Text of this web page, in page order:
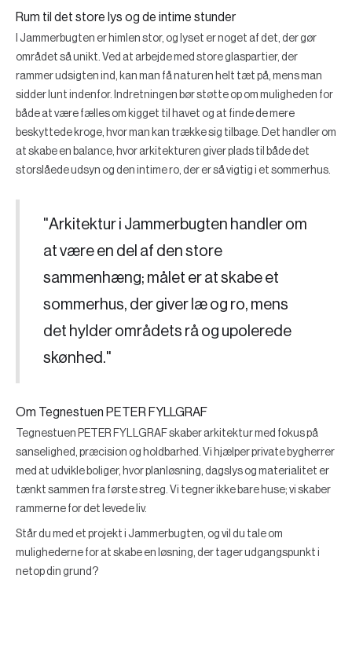
Rum til det store lys og de intime stunder
I Jammerbugten er himlen stor, og lyset er noget af det, der gør
området så unikt. Ved at arbejde med store glaspartier, der
rammer udsigten ind, kan man få naturen helt tæt på, mens man
sidder lunt indenfor. Indretningen bør støtte op om muligheden for
både at være fælles om kigget til havet og at finde de mere
beskyttede kroge, hvor man kan trække sig tilbage. Det handler om
at skabe en balance, hvor arkitekturen giver plads til både det
storslåede udsyn og den intime ro, der er så vigtig i et sommerhus.
"Arkitektur i Jammerbugten handler om
at være en del af den store
sammenhæng; målet er at skabe et
sommerhus, der giver læ og ro, mens
det hylder områdets rå og upolerede
skønhed."
Om Tegnestuen PETER FYLLGRAF
Tegnestuen PETER FYLLGRAF skaber arkitektur med fokus på
sanselighed, præcision og holdbarhed. Vi hjælper private bygherrer
med at udvikle boliger, hvor planløsning, dagslys og materialitet er
tænkt sammen fra første streg. Vi tegner ikke bare huse; vi skaber
rammerne for det levede liv.
Står du med et projekt i Jammerbugten, og vil du tale om
mulighederne for at skabe en løsning, der tager udgangspunkt i
netop din grund?